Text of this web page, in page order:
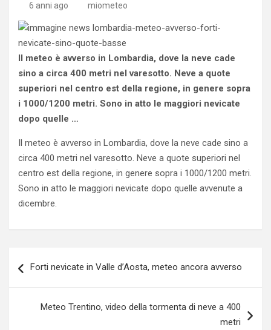
6 anni ago miometeo
Il meteo è avverso in Lombardia, dove la neve cade
sino a circa 400 metri nel varesotto. Neve a quote
superiori nel centro est della regione, in genere sopra
i 1000/1200 metri. Sono in atto le maggiori nevicate
dopo quelle …
Il meteo è avverso in Lombardia, dove la neve cade sino a
circa 400 metri nel varesotto. Neve a quote superiori nel
centro est della regione, in genere sopra i 1000/1200 metri.
Sono in atto le maggiori nevicate dopo quelle avvenute a
dicembre.
articoli
Forti nevicate in Valle d’Aosta, meteo ancora avverso
Meteo Trentino, video della tormenta di neve a 400
metri